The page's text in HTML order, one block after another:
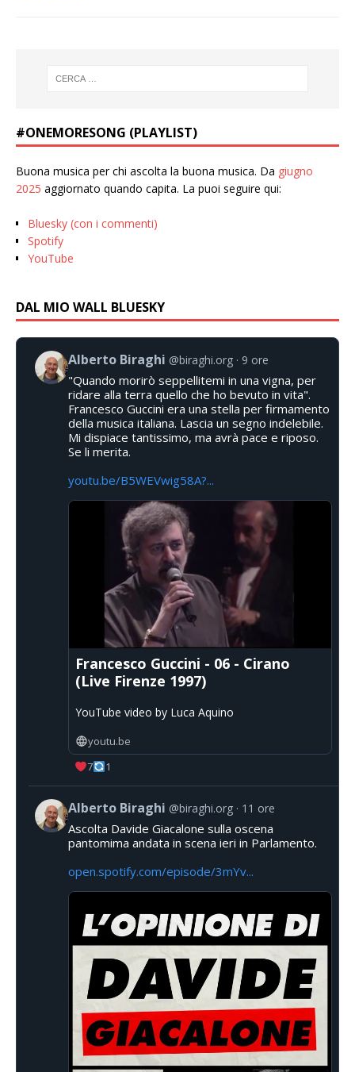
#ONEMORESONG (PLAYLIST)
Buona musica per chi ascolta la buona musica. Da giugno
2025 aggiornato quando capita. La puoi seguire qui:
Bluesky (con i commenti)
Spotify
YouTube
DAL MIO WALL BLUESKY
Alberto Biraghi @biraghi.org 9 ore
"Quando morirò seppellitemi in una vigna, per
ridare alla terra quello che ho bevuto in vita".
Francesco Guccini era una stella per firmamento
della musica italiana. Lascia un segno indelebile.
Mi dispiace tantissimo, ma avrà pace e riposo.
Se li merita.
youtu.be/B5WEVwig58A?...
Francesco Guccini - 06 - Cirano
(Live Firenze 1997)
YouTube video by Luca Aquino
youtu.be
7
1
Alberto Biraghi @biraghi.org 11 ore
Ascolta Davide Giacalone sulla oscena
pantomima andata in scena ieri in Parlamento.
open.spotify.com/episode/3mYv...